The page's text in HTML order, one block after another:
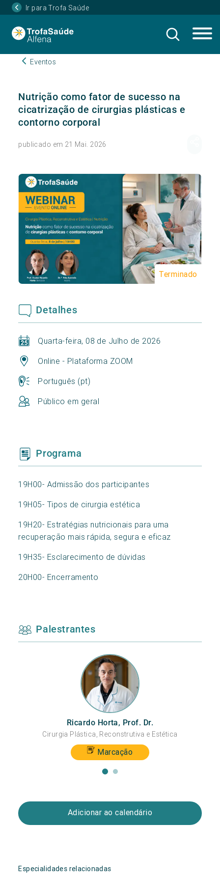
Ir para Trofa Saúde
Eventos
Nutrição como fator de sucesso na
cicatrização de cirurgias plásticas e
contorno corporal
publicado em 21 Mai. 2026
Terminado
Detalhes
Quarta-feira, 08 de Julho de 2026
Online - Plataforma ZOOM
Português (pt)
Público em geral
Programa
19H00- Admissão dos participantes
19H05- Tipos de cirurgia estética
19H20- Estratégias nutricionais para uma
recuperação mais rápida, segura e eficaz
19H35- Esclarecimento de dúvidas
20H00- Encerramento
Palestrantes
Ricardo Horta, Prof. Dr.
Cirurgia Plástica, Reconstrutiva e Estética
Marcação
Adicionar ao calendário
Especialidades relacionadas